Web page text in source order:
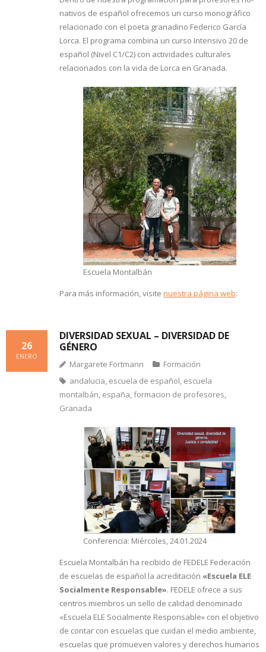
nativos de español ofrecemos un curso monográfico
relacionado con el poeta granadino Federico García
Lorca. El programa combina un curso Intensivo 20 de
español (Nivel C1/C2) con actividades culturales
relacionados con la vida de Lorca en Granada.
Escuela Montalbán
Para más información, visite nuestra página web:
DIVERSIDAD SEXUAL – DIVERSIDAD DE
GÉNERO
26
ENERO
Margarete Fortmann
Formación
andalucia, escuela de español, escuela
montalbán, españa,formacion de profesores,
Granada
Conferencia: Miércoles, 24.01.2024
Escuela Montalbán ha recibido de FEDELE Federación
de escuelas de español la acreditación «Escuela ELE
Socialmente Responsable». FEDELE ofrece a sus
centros miembros un sello de calidad denominado
«Escuela ELE Socialmente Responsable» con el objetivo
de contar con escuelas que cuidan el medio ambiente,
escuelas que promueven valores y derechos humanos